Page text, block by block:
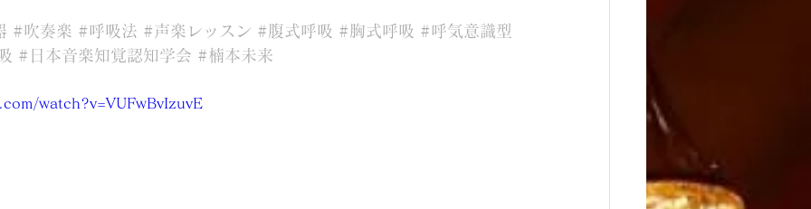
#吹奏楽 #呼吸法 #声楽レッスン #腹式呼吸 #胸式呼吸 #呼気意識型
#日本音楽知覚認知学会 #楠本未来
watch?v=VUFwBvIzuvE